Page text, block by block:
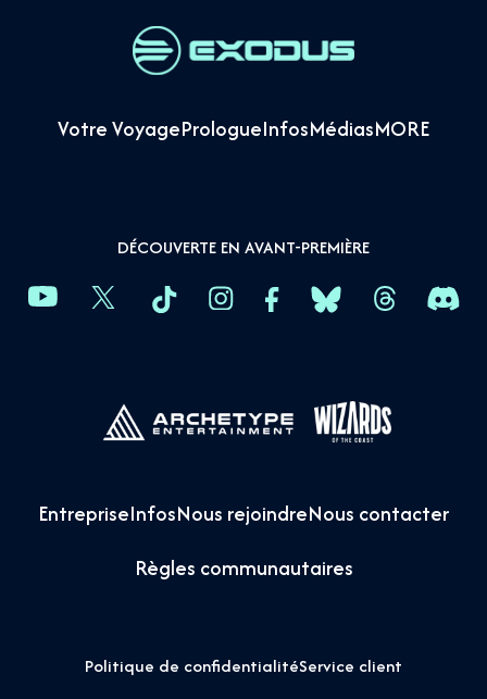
Votre VoyagePrologueInfosMédiasMORE
DÉCOUVERTE EN AVANT-PREMIÈRE
EntrepriseInfosNous rejoindreNous contacter
Règles communautaires
Politique de confidentialitéService client